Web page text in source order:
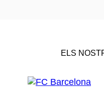
ELS